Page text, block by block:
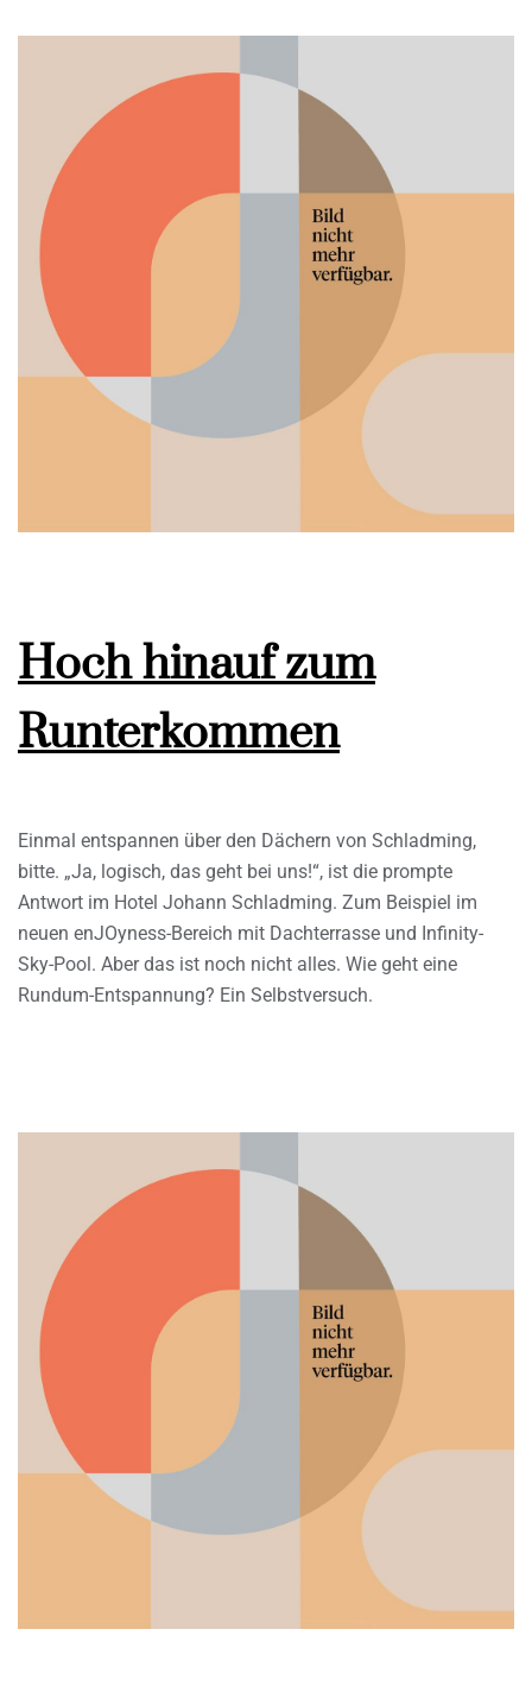
Hoch hinauf zum
Runterkommen
Einmal entspannen über den Dächern von Schladming,
bitte. „Ja, logisch, das geht bei uns!“, ist die prompte
Antwort im Hotel Johann Schladming. Zum Beispiel im
neuen enJOyness-Bereich mit Dachterrasse und Infinity-
Sky-Pool. Aber das ist noch nicht alles. Wie geht eine
Rundum-Entspannung? Ein Selbstversuch.